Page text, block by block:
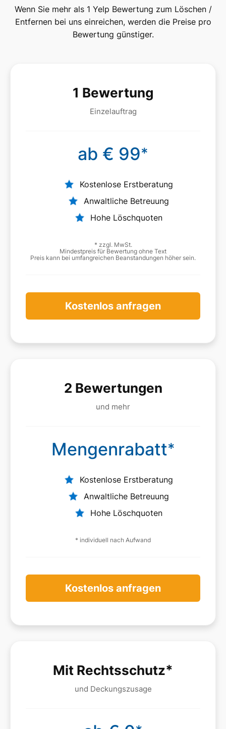
Wenn Sie mehr als 1 Yelp Bewertung zum Löschen /
Entfernen bei uns einreichen, werden die Preise pro
Bewertung günstiger.
1 Bewertung
Einzelauftrag
ab € 99*
Kostenlose Erstberatung
Anwaltliche Betreuung
Hohe Löschquoten
* zzgl. MwSt.
Mindestpreis für Bewertung ohne Text
Preis kann bei umfangreichen Beanstandungen höher sein.
Kostenlos anfragen
2 Bewertungen
und mehr
Mengenrabatt*
Kostenlose Erstberatung
Anwaltliche Betreuung
Hohe Löschquoten
* individuell nach Aufwand
Kostenlos anfragen
Mit Rechtsschutz*
und Deckungszusage